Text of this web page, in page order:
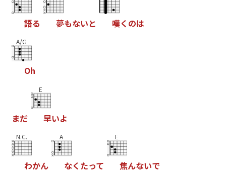
語る 夢もないと 嘆く のは
A/G
Oh
まだ
E
早いよ
N.C.
わかん
A
なく たって
E
焦んないで